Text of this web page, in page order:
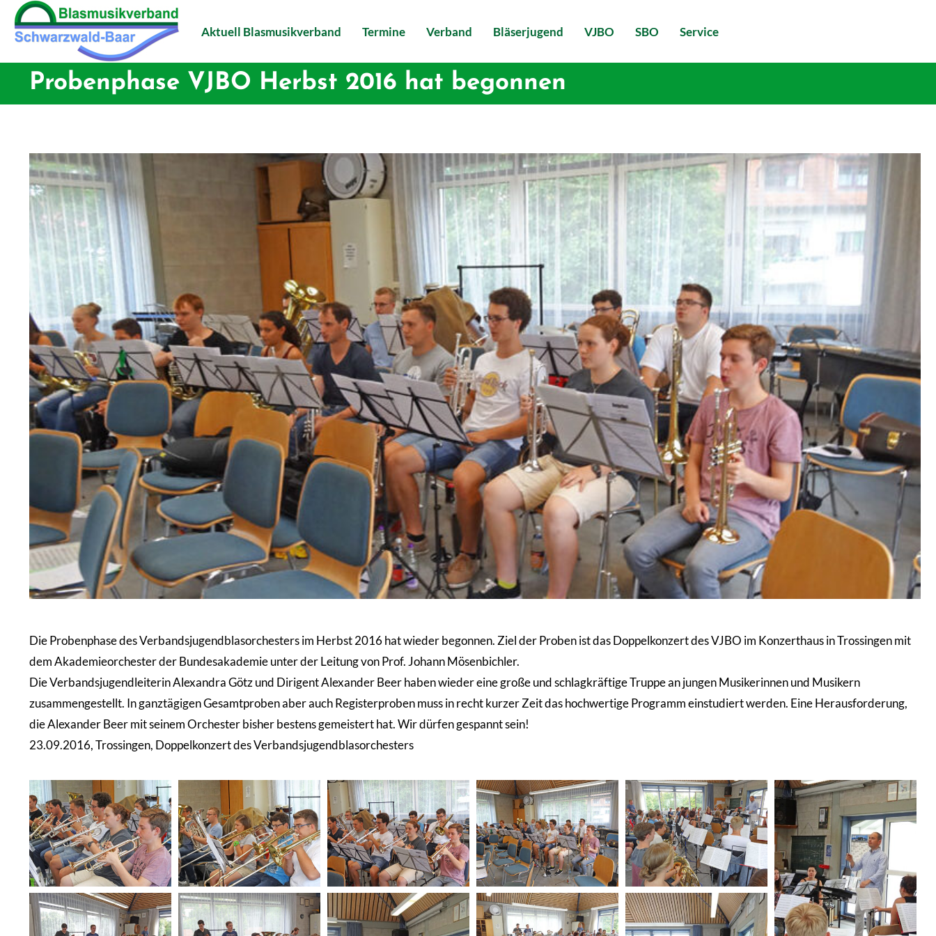
Aktuell Blasmusikverband Termine Verband Bläserjugend VJBO SBO Service
Probenphase VJBO Herbst 2016 hat begonnen
Die Probenphase des Verbandsjugendblasorchesters im Herbst 2016 hat wieder begonnen. Ziel der Proben ist das Doppelkonzert des VJBO im Konzerthaus in Trossingen mit
dem Akademieorchester der Bundesakademie unter der Leitung von Prof. Johann Mösenbichler.
Die Verbandsjugendleiterin Alexandra Götz und Dirigent Alexander Beer haben wieder eine große und schlagkräftige Truppe an jungen Musikerinnen und Musikern
zusammengestellt. In ganztägigen Gesamtproben aber auch Registerproben muss in recht kurzer Zeit das hochwertige Programm einstudiert werden. Eine Herausforderung,
die Alexander Beer mit seinem Orchester bisher bestens gemeistert hat. Wir dürfen gespannt sein!
23.09.2016, Trossingen, Doppelkonzert des Verbandsjugendblasorchesters